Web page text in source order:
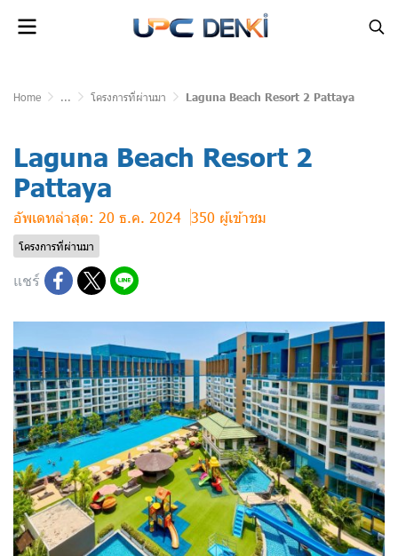
Home ... โครงการที่ผ่านมา Laguna Beach Resort 2 Pattaya
Laguna Beach Resort 2
Pattaya
อัพเดทล่าสุด: 20 ธ.ค. 2024 350 ผู้เข้าชม
โครงการที่ผ่านมา
แชร์